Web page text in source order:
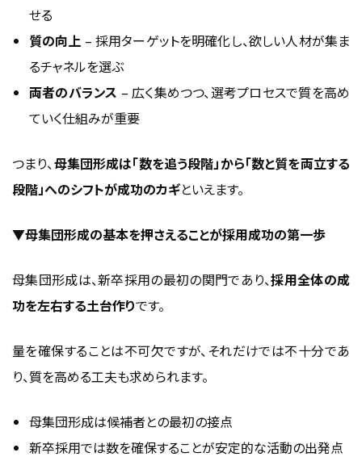
せる
質の向上 – 採用ターゲットを明確化し、欲しい人材が集ま
るチャネルを選ぶ
両者のバランス – 広く集めつつ、選考プロセスで質を高め
ていく仕組みが重要
つまり、母集団形成は「数を追う段階」から「数と質を両立する
段階」へのシフトが成功のカギといえます。
▼母集団形成の基本を押さえることが採用成功の第一歩
母集団形成は、新卒採用の最初の関門であり、採用全体の成
功を左右する土台作りです。
量を確保することは不可欠ですが、それだけでは不十分であ
り、質を高める工夫も求められます。
母集団形成は候補者との最初の接点
新卒採用では数を確保することが安定的な活動の出発点